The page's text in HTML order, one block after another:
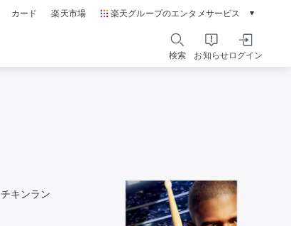
カード 楽天市場 楽天グループのエンタメサービス
本/ゲーム/CD/DVD
楽天ミュージック
動画配信
楽天TV
動画配信ガイド
Rakuten PLAY
検索 お知らせログイン
チキンラン